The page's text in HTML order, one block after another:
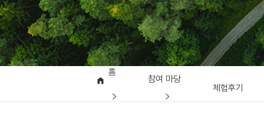
홈
참여 마당
체험후기